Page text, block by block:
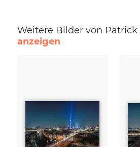
Weitere Bilder von Patrick
anzeigen